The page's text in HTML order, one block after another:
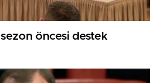
sezon öncesi destek